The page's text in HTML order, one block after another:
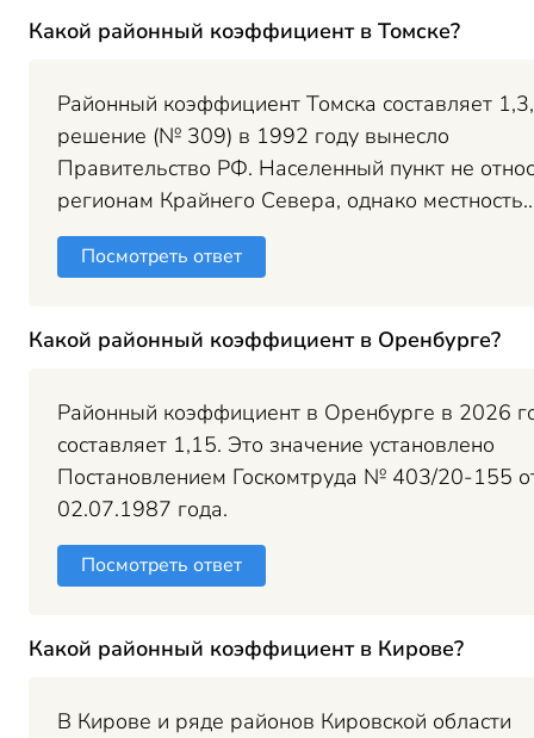
Какой районный коэффициент в Томске?
Районный коэффициент Томска составляет
решение (№ 309) в 1992 году вынесло
Правительство РФ. Населенный пункт не
регионам Крайнего Севера, однако
Посмотреть ответ
Какой районный коэффициент в Оренбурге?
Районный коэффициент в Оренбурге в 2026
составляет 1,15. Это значение установлено
Постановлением Госкомтруда № 403/20-155
02.07.1987 года.
Посмотреть ответ
Какой районный коэффициент в Кирове?
В Кирове и ряде районов Кировской области